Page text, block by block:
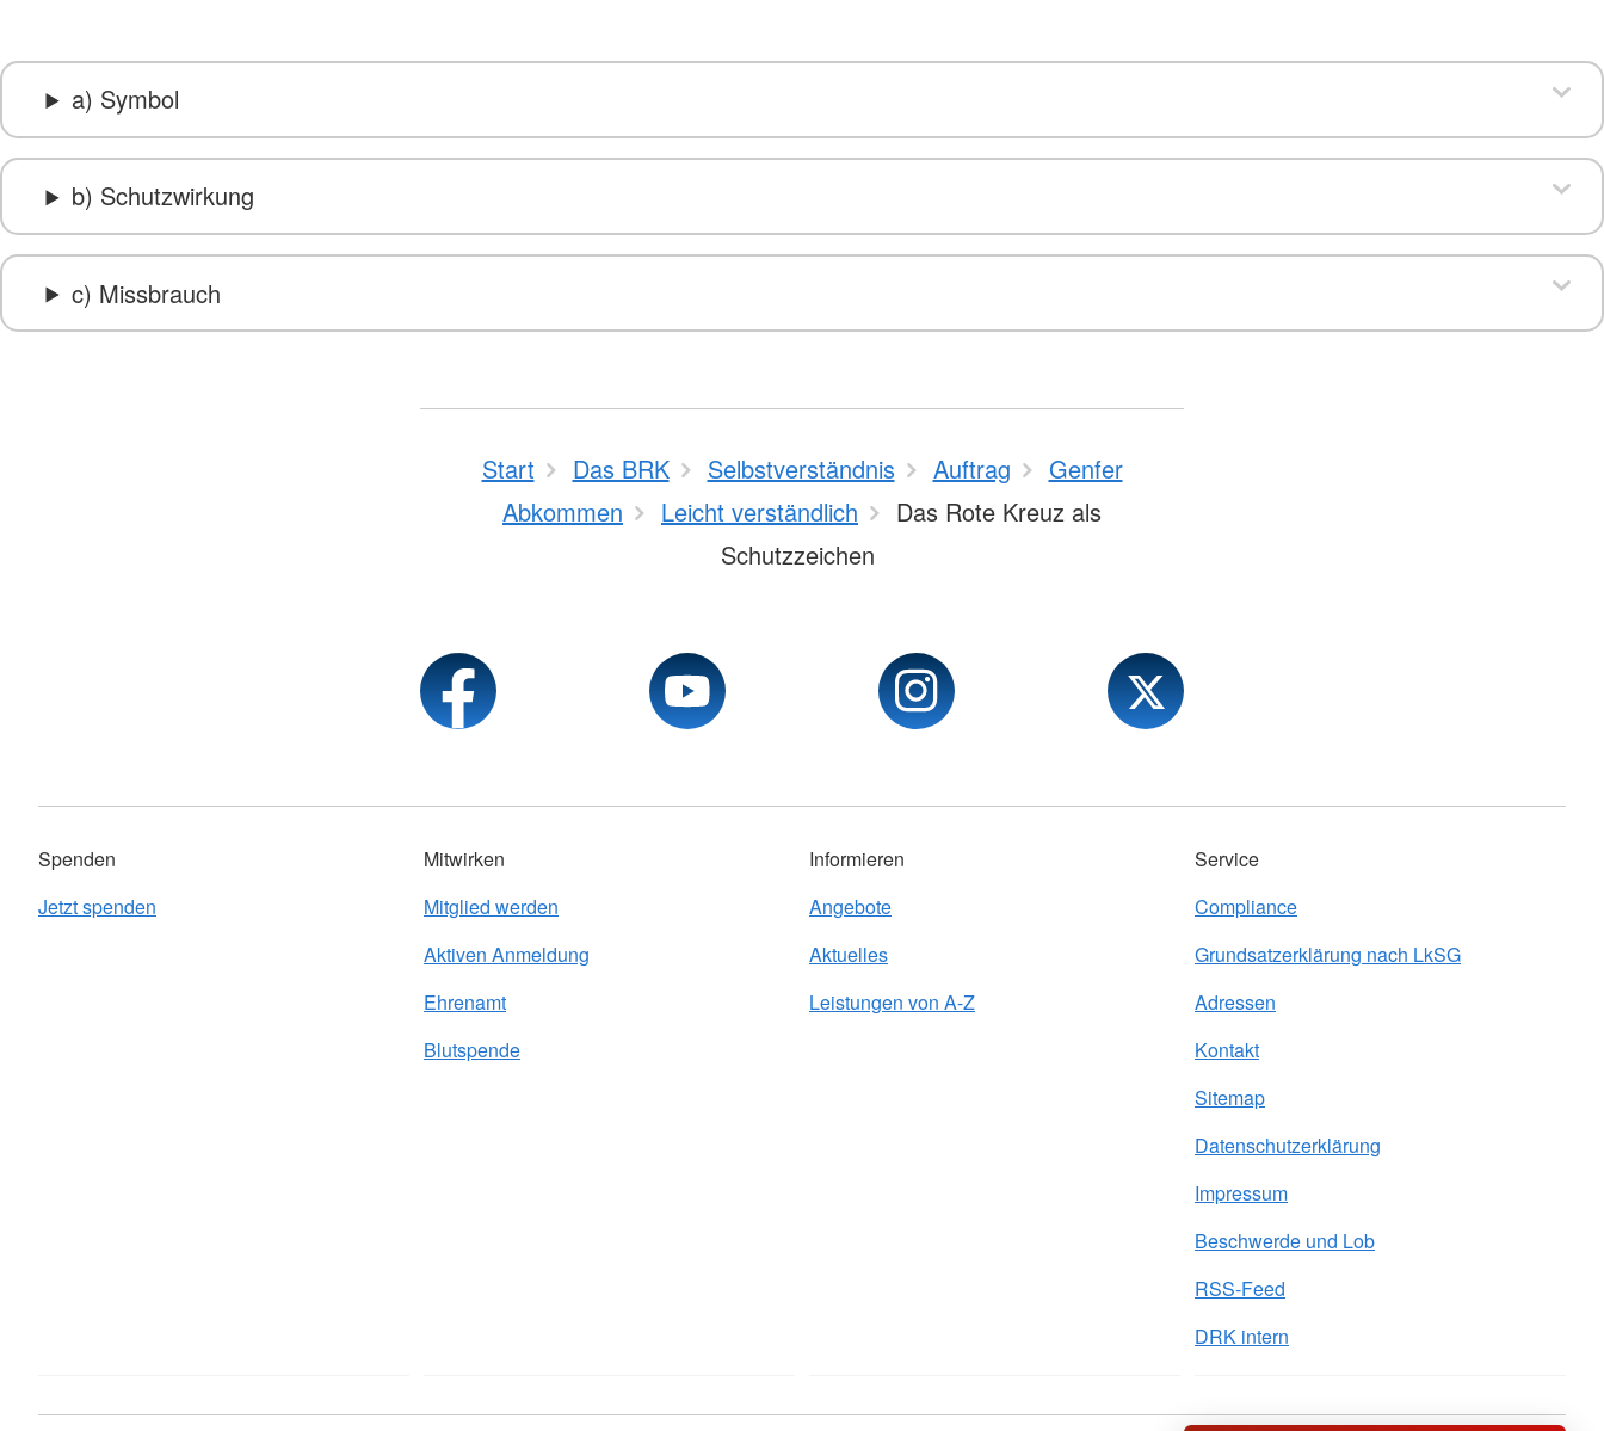
a) Symbol
b) Schutzwirkung
c) Missbrauch
Start Das BRK Selbstverständnis Auftrag
Genfer
Abkommen
Leicht verständlich
Das Rote Kreuz als
Schutzzeichen
Spenden
Jetzt spenden
Mitwirken
Mitglied werden
Aktiven Anmeldung
Ehrenamt
Blutspende
Informieren
Angebote
Aktuelles
Leistungen von A-Z
Service
Compliance
Grundsatzerklärung nach LkSG
Adressen
Kontakt
Sitemap
Datenschutzerklärung
Impressum
Beschwerde und Lob
RSS-Feed
DRK intern